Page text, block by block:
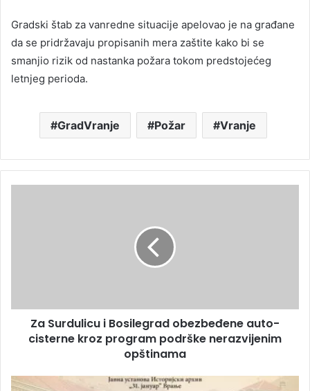
Gradski štab za vanredne situacije apelovao je na građane
da se pridržavaju propisanih mera zaštite kako bi se
smanjio rizik od nastanka požara tokom predstojećeg
letnjeg perioda.
GradVranje Požar Vranje
Za Surdulicu i Bosilegrad obezbeđene auto-
cisterne kroz program podrške nerazvijenim
opštinama